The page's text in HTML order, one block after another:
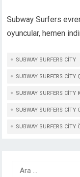
Subway Surfers
oyuncular, hemen
SUBWAY SURFERS CITY
SUBWAY SURFERS CITY
SUBWAY SURFERS CITY
SUBWAY SURFERS CITY
SUBWAY SURFERS CITY
Arama: